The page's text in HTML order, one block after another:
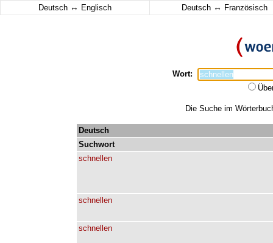
Deutsch ↔ Englisch Deutsch ↔ Französisch
Wort:
Die Suche im
Deutsch
Suchwort
schnellen
schnellen
schnellen